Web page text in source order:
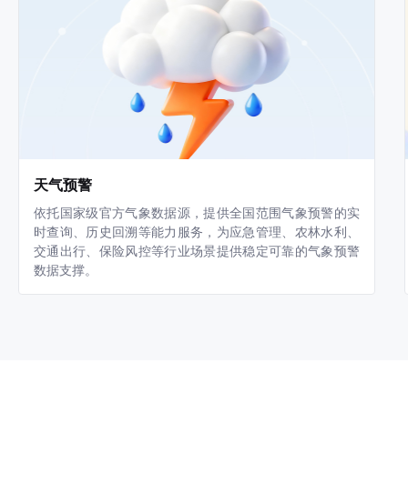
天气预警
依托国家级官方气象数据源，提供全国范围气象预警的实
时查询、历史回溯等能力服务，为应急管理、农林水利、
交通出行、保险风控等行业场景提供稳定可靠的气象预警
数据支撑。